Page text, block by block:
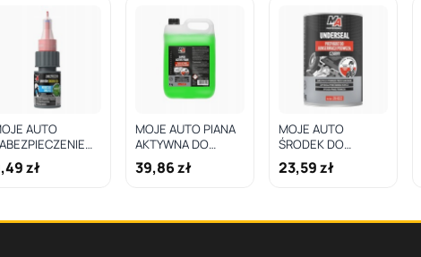
AUTO
ŚREDNI
NIEBIESKI -
zł
MOJE AUTO PIANA
AKTYWNA DO
MYCIA
SAMOCHODÓW
39,86 zł
MOJE AUTO
ŚRODEK DO
KONSERWACJI
PODWOZIA 1KG NA
23,59 zł